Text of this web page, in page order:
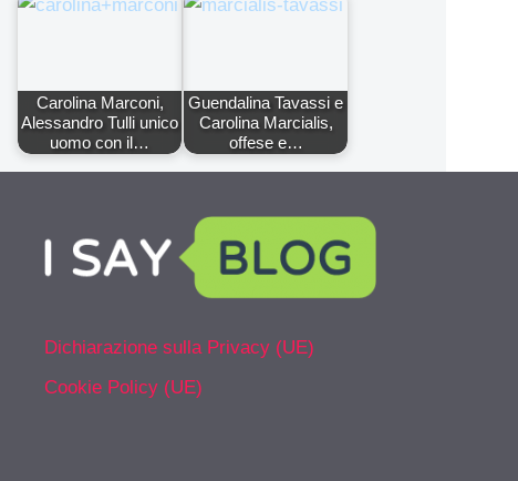
Carolina Marconi,
Alessandro Tulli unico
uomo con il…
Guendalina Tavassi e
Carolina Marcialis,
offese e…
Dichiarazione sulla Privacy (UE)
Cookie Policy (UE)